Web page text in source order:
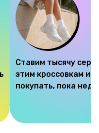
Ставим тысячу
этим кроссовкам и
покупать, пока